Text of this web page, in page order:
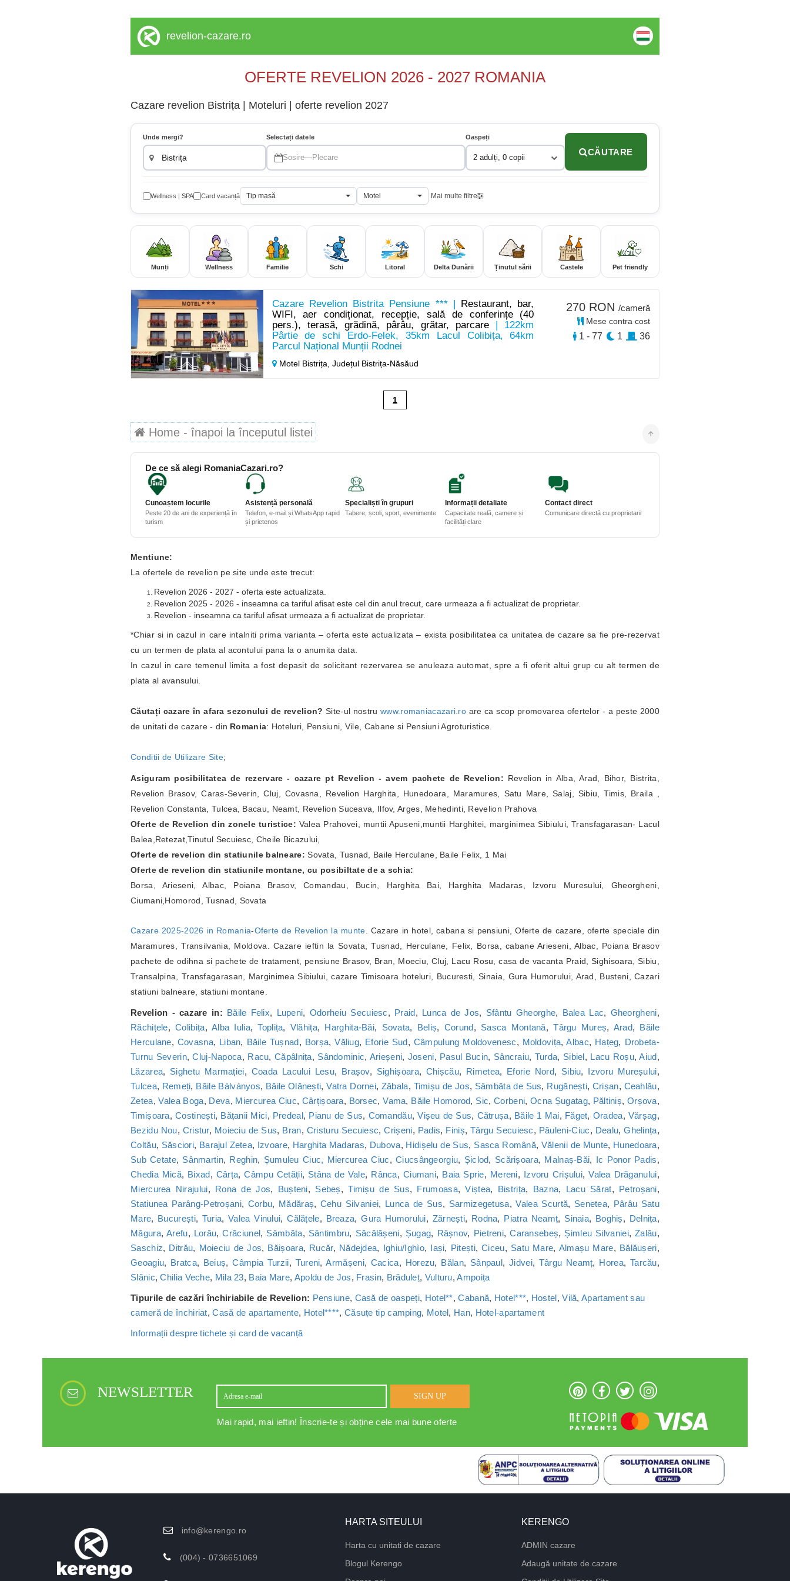
revelion-cazare.ro
OFERTE REVELION 2026 - 2027 ROMANIA
Cazare revelion Bistrița | Moteluri | oferte revelion 2027
Unde mergi? Selectați datele
Sosire—Plecare
Oaspeți
2 adulți, 0 copii
CĂUTARE
Wellness | SPA Card vacanță Tip masă Motel Mai multe filtre
Munți Wellness Familie Schi Litoral Delta Dunării Ținutul sării Castele Pet friendly
Cazare Revelion Bistrita Pensiune *** |
Restaurant, bar,
WIFI, aer condiționat, recepție, sală de conferințe (40
pers.), terasă, grădină, pârâu, grătar, parcare| 122km
Pârtie de schi Erdo-Felek, 35km Lacul Colibița, 64km
Parcul Național Munții Rodnei
Motel Bistrița, Județul Bistrița-Năsăud
270 RON /cameră
Mese contra cost
1 - 77 1 36
1
Home - înapoi la începutul listei
De ce să alegi RomaniaCazari.ro?
Cunoaștem locurile
Peste 20 de ani de experiență în
turism
Asistență personală
Telefon, e-mail și WhatsApp rapid
și prietenos
Specialiști în grupuri
Tabere, școli, sport, evenimente
Informații detaliate
Capacitate reală, camere și
facilități clare
Contact direct
Comunicare directă cu proprietarii
Mentiune:
La ofertele de revelion pe site unde este trecut:
Revelion 2026 - 2027 - oferta este actualizata.
Revelion 2025 - 2026 - inseamna ca tariful afisat este cel din anul trecut, care urmeaza a fi actualizat de proprietar.
Revelion - inseamna ca tariful afisat urmeaza a fi actualizat de proprietar.
*Chiar si in cazul in care intalniti prima varianta – oferta este actualizata – exista posibilitatea ca unitatea de cazare sa fie pre-rezervat
cu un termen de plata al acontului pana la o anumita data.
In cazul in care temenul limita a fost depasit de solicitant rezervarea se anuleaza automat, spre a fi oferit altui grup cu alt termen de
plata al avansului.
Căutați cazare în afara sezonului de revelion?Site-ul nostruwww.romaniacazari.ro are ca scop promovarea ofertelor - a peste 2000
de unitati de cazare - din Romania: Hoteluri, Pensiuni, Vile, Cabane si Pensiuni Agroturistice.
Conditii de Utilizare Site;
Asiguram posibilitatea de rezervare - cazare pt Revelion - avem pachete de Revelion: Revelion in Alba, Arad, Bihor, Bistrita,
Revelion Brasov, Caras-Severin, Cluj, Covasna, Revelion Harghita, Hunedoara, Maramures, Satu Mare, Salaj, Sibiu, Timis, Braila ,
Revelion Constanta, Tulcea, Bacau, Neamt, Revelion Suceava, Ilfov, Arges, Mehedinti, Revelion Prahova
Oferte de Revelion din zonele turistice: Valea Prahovei, muntii Apuseni,muntii Harghitei, marginimea Sibiului, Transfagarasan- Lacul
Balea,Retezat,Tinutul Secuiesc, Cheile Bicazului,
Oferte de revelion din statiunile balneare: Sovata, Tusnad, Baile Herculane, Baile Felix, 1 Mai
Oferte de revelion din statiunile montane, cu posibiltate de a schia:
Borsa, Arieseni, Albac, Poiana Brasov, Comandau, Bucin, Harghita Bai, Harghita Madaras, Izvoru Muresului, Gheorgheni,
Ciumani,Homorod, Tusnad, Sovata
Cazare 2025-2026 in Romania-Oferte de Revelion la munte. Cazare in hotel, cabana si pensiuni, Oferte de cazare, oferte speciale din
Maramures, Transilvania, Moldova. Cazare ieftin la Sovata, Tusnad, Herculane, Felix, Borsa, cabane Arieseni, Albac, Poiana Brasov
pachete de odihna si pachete de tratament, pensiune Brasov, Bran, Moeciu, Cluj, Lacu Rosu, casa de vacanta Praid, Sighisoara, Sibiu,
Transalpina, Transfagarasan, Marginimea Sibiului, cazare Timisoara hoteluri, Bucuresti, Sinaia, Gura Humorului, Arad, Busteni, Cazari
statiuni balneare, statiuni montane.
Revelion - cazare in: Băile Felix, Lupeni, Odorheiu Secuiesc, Praid, Lunca de Jos, Sfântu Gheorghe, Balea Lac, Gheorgheni,
Răchițele,Colibița,Alba Iulia,Toplița, Vlăhița, Harghita-Băi, Sovata, Beliș, Corund, Sasca Montană,Târgu Mureș, Arad, Băile
Herculane, Covasna, Liban, Băile Tușnad, Borșa,Văliug, Eforie Sud, Câmpulung Moldovenesc, Moldovița,Albac, Hațeg, Drobeta-
Turnu Severin,Cluj-Napoca, Racu, Căpâlnița, Sândominic, Arieșeni, Joseni, Pasul Bucin, Sâncraiu, Turda, Sibiel, Lacu Roșu,Aiud,
Lăzarea, Sighetu Marmației, Coada Lacului Lesu, Brașov, Sighișoara, Chișcău, Rimetea, Eforie Nord, Sibiu, Izvoru Mureșului,
Tulcea, Remeți, Băile Bálványos, Băile Olănești,Vatra Dornei, Zăbala, Timișu de Jos, Sâmbăta de Sus, Rugănești, Crișan, Ceahlău,
Zetea,Valea Boga, Deva, Miercurea Ciuc, Cârțișoara, Borsec,Vama, Băile Homorod, Sic,Corbeni, Ocna Șugatag, Păltiniș, Orșova,
Timișoara, Costinești, Bățanii Mici, Predeal, Pianu de Sus, Comandău,Vișeu de Sus, Cătrușa, Băile 1 Mai, Făget, Oradea, Vărșag,
Bezidu Nou, Cristur, Moieciu de Sus, Bran, Cristuru Secuiesc,Crișeni, Padis, Finiș,Târgu Secuiesc, Păuleni-Ciuc, Dealu,Ghelința,
Coltău, Săsciori, Barajul Zetea, Izvoare, Harghita Madaras, Dubova, Hidișelu de Sus, Sasca Română, Vălenii de Munte, Hunedoara,
Sub Cetate, Sânmartin, Reghin, Șumuleu Ciuc, Miercurea Ciuc,Ciucsângeorgiu, Șiclod, Scărișoara, Malnaș-Băi, Ic Ponor Padis,
Chedia Mică, Bixad, Cârța,Câmpu Cetății, Stâna de Vale, Rânca, Ciumani, Baia Sprie, Mereni, Izvoru Crișului,Valea Drăganului,
Miercurea Nirajului, Rona de Jos, Bușteni, Sebeș,Timișu de Sus, Frumoasa,Viștea, Bistrița, Bazna, Lacu Sărat, Petroșani,
Statiunea Parâng-Petroșani, Corbu, Mădăraș, Cehu Silvaniei, Lunca de Sus, Sarmizegetusa,Valea Scurtă, Senetea, Pârâu Satu
Mare, București, Turia,Valea Vinului,Călățele, Breaza,Gura Humorului, Zărnești, Rodna, Piatra Neamț, Sinaia, Boghiș, Delnița,
Măgura,Arefu, Lorău,Crăciunel, Sâmbăta, Sântimbru, Săcălășeni, Șugag, Râșnov, Pietreni,Caransebeș, Șimleu Silvaniei,Zalău,
Saschiz, Ditrău, Moieciu de Jos, Băișoara, Rucăr, Nădejdea, Ighiu/Ighìo, Iași, Pitești,Ciceu, Satu Mare, Almașu Mare, Bălăușeri,
Geoagiu, Bratca, Beiuș,Câmpia Turzii, Tureni,Armășeni, Cacica, Horezu, Bălan, Sânpaul, Jidvei, Târgu Neamț, Horea, Tarcău,
Slănic,Chilia Veche, Mila 23, Baia Mare, Apoldu de Jos, Frasin, Brăduleț, Vulturu,Ampoița
Tipurile de cazări închiriabile de Revelion: Pensiune, Casă de oaspeți, Hotel**,Cabană, Hotel***, Hostel,Vilă,Apartament sau
cameră de închiriat,Casă de apartamente, Hotel****, Căsuțe tip camping, Motel, Han, Hotel-apartament
Informații despre tichete și card de vacanță
NEWSLETTER SIGN UP
Mai rapid, mai ieftin! Înscrie-te și obține cele mai bune oferte
info@kerengo.ro
(004) - 0736651069
HARTA SITEULUI
Harta cu unitati de cazare
Blogul Kerengo
KERENGO
ADMIN cazare
Adaugă unitate de cazare